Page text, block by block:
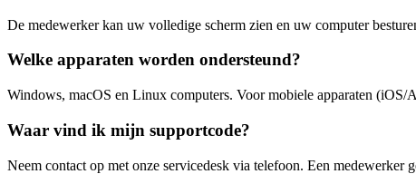
De medewerker kan uw volledige scherm zien en uw computer
Welke apparaten worden ondersteund?
Windows, macOS en Linux computers. Voor mobiele apparaten (iOS/
Waar vind ik mijn supportcode?
Neem contact op met onze servicedesk via telefoon. Een medewerker